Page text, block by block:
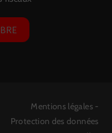
Mentions légales -
Protection des données